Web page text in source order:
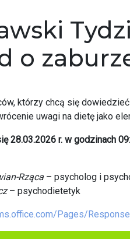
o
którzy chcą się
uwagi na dietę jako
28.03.2026 r. w godzinach
Rząca – psycholog i
– psychodietetyk
Pages/